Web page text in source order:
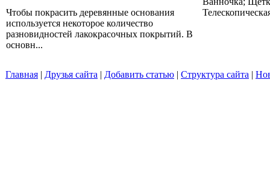
Чтобы покрасить деревянные основания
используется некоторое количество
разновидностей лакокрасочных покрытий. В
основн...
Главная | Друзья сайта | Добавить статью | Структура сайта |